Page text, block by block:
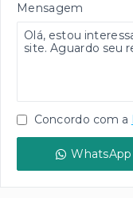
Mensagem
Concordo com a
WhatsApp